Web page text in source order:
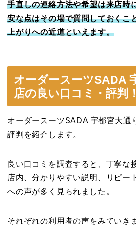
手直しの連絡方法や希望は来店時
安な点はその場で質問しておくこ
上がりへの近道といえます。
オーダースーツSADA
店の良い口コミ・評判！
オーダースーツSADA 宇都宮大通
評判を紹介します。
良い口コミを調査すると、丁寧な
店内、分かりやすい説明、リピー
への声が多く見られました。
それぞれの利用者の声をみていき